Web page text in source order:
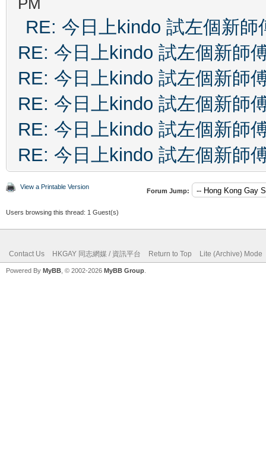
RE: 今日上kindo 試左個新師
RE: 今日上kindo 試左個新師
RE: 今日上kindo 試左個新師
RE: 今日上kindo 試左個新師
RE: 今日上kindo 試左個新師
RE: 今日上kindo 試左個新師
View a Printable Version
Forum Jump:
Users browsing this thread: 1 Guest(s)
Contact Us HKGAY 同志網媒 / 資訊平台 Return to Top Lite (Archive) Mode
Powered By MyBB , © 2002-2026 MyBB Group